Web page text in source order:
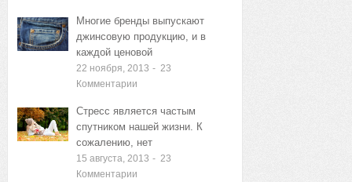
Многие бренды выпускают
джинсовую продукцию, и в
каждой ценовой
22 ноября, 2013 - 23
Комментарии
Стресс является частым
спутником нашей жизни. К
сожалению, нет
15 августа, 2013 - 23
Комментарии